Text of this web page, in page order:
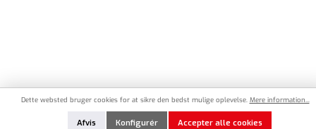
Dette websted bruger cookies for at sikre den bedst mulige oplevelse. Mere information...
Afvis Konfigurér Accepter alle cookies